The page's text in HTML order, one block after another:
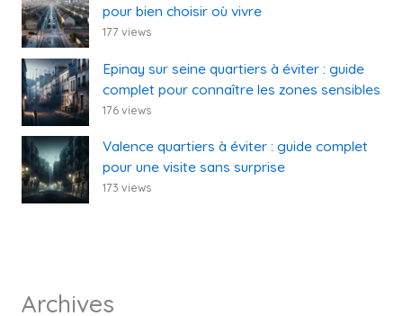
pour bien choisir où vivre
177 views
Epinay sur seine quartiers à éviter : guide
complet pour connaître les zones sensibles
176 views
Valence quartiers à éviter : guide complet
pour une visite sans surprise
173 views
Archives